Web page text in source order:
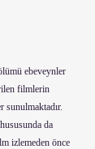
ebeveynler
filmlerin
sunulmaktadır.
da
izlemeden önce